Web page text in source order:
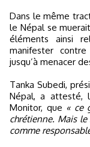
Dans le même
le Népal se
éléments ainsi
manifester
jusqu’à menacer
Tanka Subedi,
Népal, a attesté,
Monitor, que « ce
chrétienne. Mais
comme